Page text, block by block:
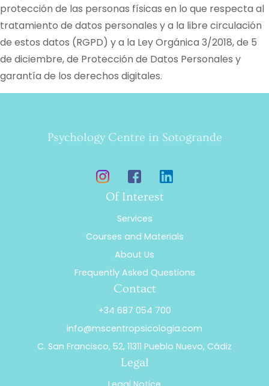
protección de las personas físicas en lo que respecta al
tratamiento de datos personales y a la libre circulación
de estos datos (RGPD) y a la Ley Orgánica 3/2018, de 5
de diciembre, de Protección de Datos Personales y
garantía de los derechos digitales.
Psychology Centre in Sotogrande
Of Interest
Services
Courses and Materials
About Us
Frequently Asked Questions
Contact
+34 687 054 700
info@mscentropsicologia.com
C. San Francisco, 52, 11311 Pueblo Nuevo, Cádiz
Legal